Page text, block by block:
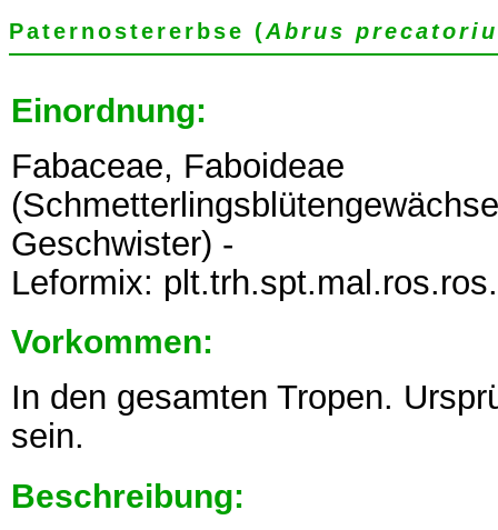
Paternostererbse (Abrus
Einordnung:
Fabaceae, Faboideae
Geschwister) -
Leformix:
Vorkommen:
In den gesamten Tropen.
sein.
Beschreibung: